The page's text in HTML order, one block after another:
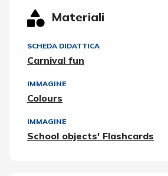
Materiali
SCHEDA DIDATTICA
Carnival fun
IMMAGINE
Colours
IMMAGINE
School objects' Flashcards